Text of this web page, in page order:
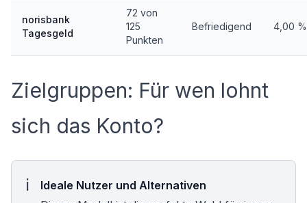
norisbank
Tagesgeld
72 von
125
Punkten
Befriedigend 4,00 %
Zielgruppen: Für wen lohnt
sich das Konto?
Ideale Nutzer und Alternativen